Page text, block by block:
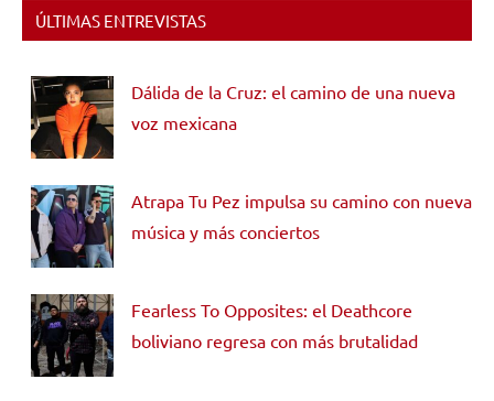
ÚLTIMAS ENTREVISTAS
Dálida de la Cruz: el camino de una nueva
voz mexicana
Atrapa Tu Pez impulsa su camino con nueva
música y más conciertos
Fearless To Opposites: el Deathcore
boliviano regresa con más brutalidad